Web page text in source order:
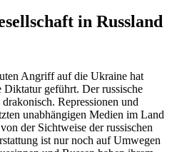
in Russland
Angriff auf die Ukraine hat
geführt. Der russische
Repressionen und
unabhängigen Medien im Land
der Sichtweise der russischen
ist nur noch auf Umwegen